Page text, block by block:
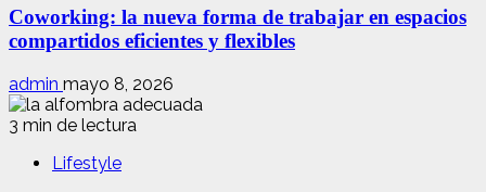
Coworking: la nueva forma de trabajar en espacios
compartidos eficientes y flexibles
admin mayo 8, 2026
3 min de lectura
Lifestyle